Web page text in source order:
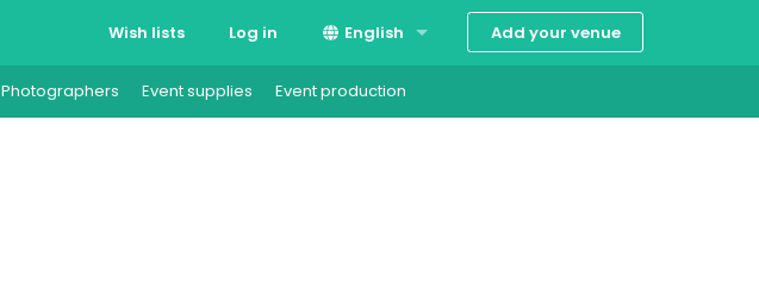
Wish lists Log in English
Suomi
Add your venue
Photographers Event supplies Event production